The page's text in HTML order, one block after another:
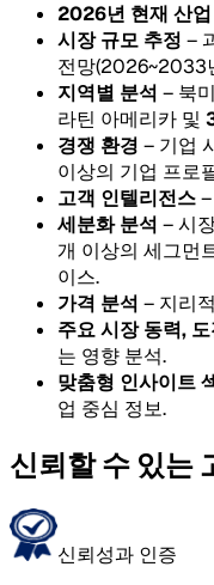
2026년 현재 산
시장 규모 추정 –
전망(2026~2033
지역별 분석 – 북
라틴 아메리카 및
경쟁 환경 – 기업
이상의 기업 프로
고객 인텔리전스
세분화 분석 – 시
개 이상의 세그먼
이스.
가격 분석 – 지리
주요 시장 동력,
는 영향 분석.
맞춤형 인사이트
업 중심 정보.
신뢰할 수 있는
신뢰성과 인증